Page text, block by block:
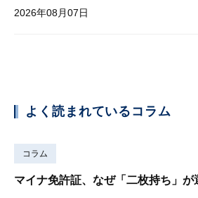
2026年08月07日
よく読まれているコラム
コラム
マイナ免許証、なぜ「二枚持ち」が